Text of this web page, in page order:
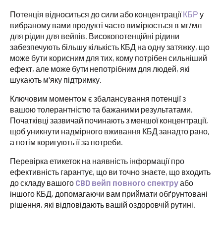
Потенція відноситься до сили або концентраціїКБР у
вибраному вами продукті часто вимірюється в мг/мл
для рідин для вейпів. Високопотенційні рідини
забезпечують більшу кількість КБД на одну затяжку, що
може бути корисним для тих, кому потрібен сильніший
ефект, але може бути непотрібним для людей, які
шукають м'яку підтримку.
Ключовим моментом є збалансування потенції з
вашою толерантністю та бажаними результатами.
Початківці зазвичай починають з меншої концентрації,
щоб уникнути надмірного вживання КБД занадто рано,
а потім коригують її за потреби.
Перевірка етикеток на наявність інформації про
ефективність гарантує, що ви точно знаєте, що входить
до складу вашого CBD вейп повного спектруабо
іншого КБД, допомагаючи вам приймати обґрунтовані
рішення, які відповідають вашій оздоровчій рутині.